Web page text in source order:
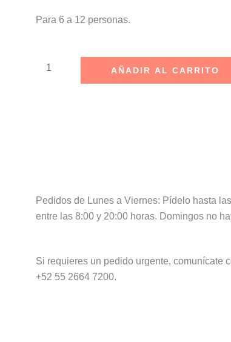
Para 6 a 12 personas.
Pastel
AÑADIR AL CARRITO
Pedidos de Lunes a Viernes: Pídelo hasta
entre las 8:00 y 20:00 horas. Domingos no
Si requieres un pedido urgente, comunícate
+52 55 2664 7200.